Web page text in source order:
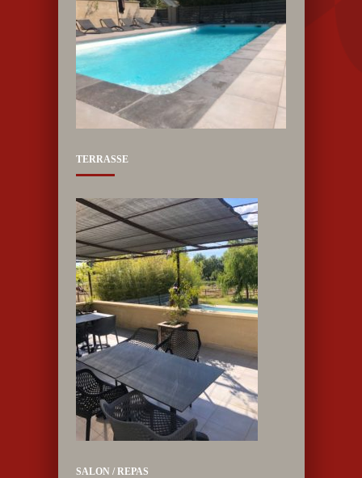
TERRASSE
SALON / REPAS